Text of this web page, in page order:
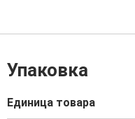
Упаковка
Единица товара